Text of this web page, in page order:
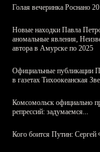
Голая вечеринка Роснано
Новые находки Павла
аномальные явления,
автора в Амурске по 2025
Официальные публикации
в газетах Тихоокеанская
Комсомольск официально
репрессий: задумаемся...
Кого боится Путин: Сергей